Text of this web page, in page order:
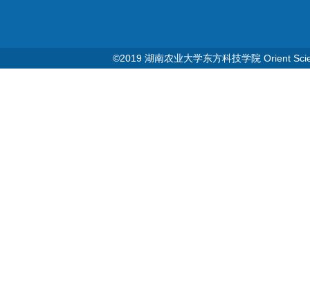
©2019 湖南农业大学东方科技学院 Orient